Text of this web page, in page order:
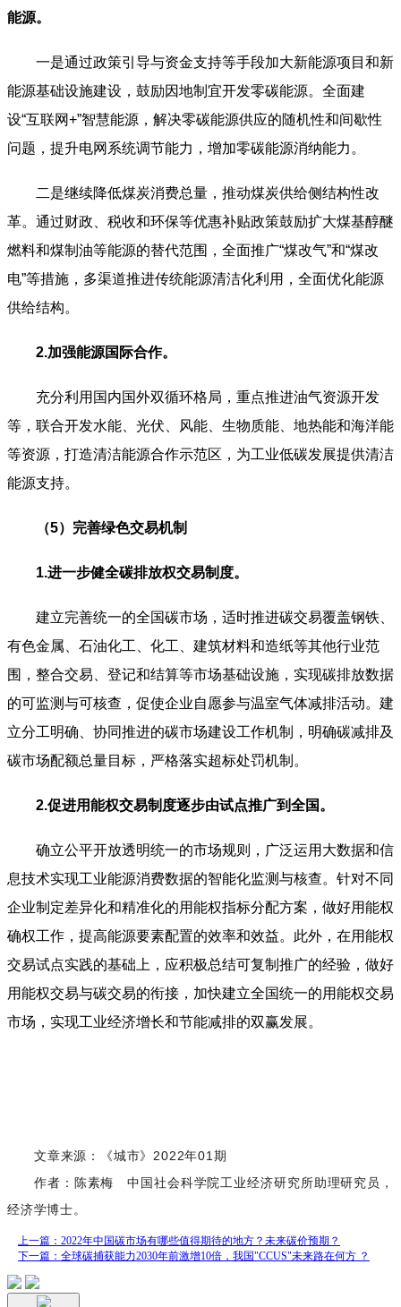
能源。
一是通过政策引导与资金支持等手段加大新能源项目和新
能源基础设施建设，鼓励因地制宜开发零碳能源。全面建
设“互联网+”智慧能源，解决零碳能源供应的随机性和间歇性
问题，提升电网系统调节能力，增加零碳能源消纳能力。
二是继续降低煤炭消费总量，推动煤炭供给侧结构性改
革。通过财政、税收和环保等优惠补贴政策鼓励扩大煤基醇醚
燃料和煤制油等能源的替代范围，全面推广“煤改气”和“煤改
电”等措施，多渠道推进传统能源清洁化利用，全面优化能源
供给结构。
2.加强能源国际合作。
充分利用国内国外双循环格局，重点推进油气资源开发
等，联合开发水能、光伏、风能、生物质能、地热能和海洋能
等资源，打造清洁能源合作示范区，为工业低碳发展提供清洁
能源支持。
（5）完善绿色交易机制
1.进一步健全碳排放权交易制度。
建立完善统一的全国碳市场，适时推进碳交易覆盖钢铁、
有色金属、石油化工、化工、建筑材料和造纸等其他行业范
围，整合交易、登记和结算等市场基础设施，实现碳排放数据
的可监测与可核查，促使企业自愿参与温室气体减排活动。建
立分工明确、协同推进的碳市场建设工作机制，明确碳减排及
碳市场配额总量目标，严格落实超标处罚机制。
2.促进用能权交易制度逐步由试点推广到全国。
确立公平开放透明统一的市场规则，广泛运用大数据和信
息技术实现工业能源消费数据的智能化监测与核查。针对不同
企业制定差异化和精准化的用能权指标分配方案，做好用能权
确权工作，提高能源要素配置的效率和效益。此外，在用能权
交易试点实践的基础上，应积极总结可复制推广的经验，做好
用能权交易与碳交易的衔接，加快建立全国统一的用能权交易
市场，实现工业经济增长和节能减排的双赢发展。
文章来源：《城市》2022年01期
作者：陈素梅 中国社会科学院工业经济研究所助理研究员，
经济学博士。
上一篇：2022年中国碳市场有哪些值得期待的地方？未来碳价预期？
下一篇：全球碳捕获能力2030年前激增10倍，我国"CCUS"未来路在何方 ？